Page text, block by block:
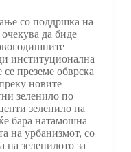
со поддршка на
да биде
институционална
преземе обврска
новите
зеленило по
зеленило на
бара натамошна
на урбанизмот, со
на зеленилото за